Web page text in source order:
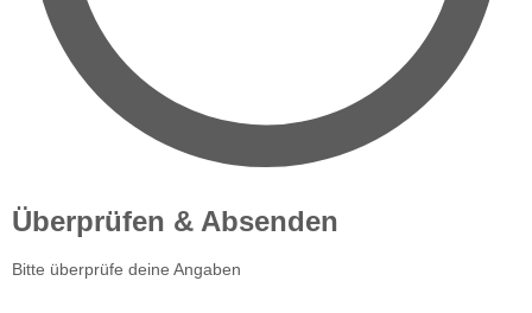
Überprüfen & Absenden
Bitte überprüfe deine Angaben